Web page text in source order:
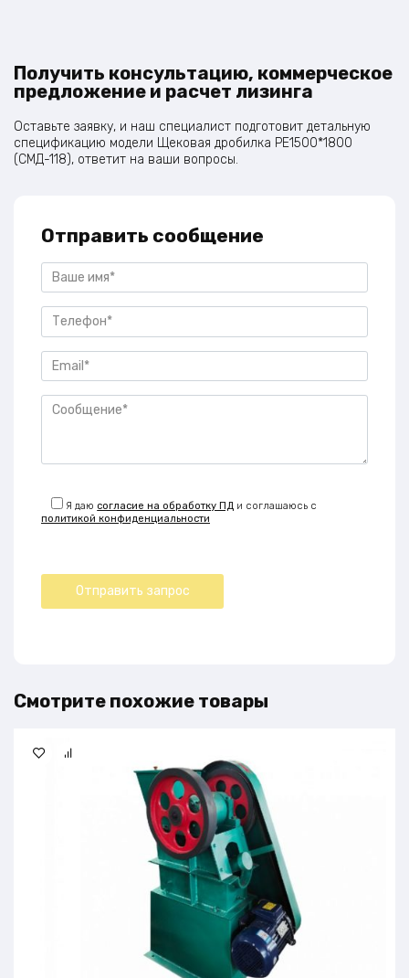
Получить консультацию, коммерческое
предложение и расчет лизинга
Оставьте заявку, и наш специалист подготовит детальную
спецификацию модели Щековая дробилка PE1500*1800
(СМД-118), ответит на ваши вопросы.
Отправить сообщение
Я даюсогласие на обработку ПД и соглашаюсь с
политикой конфиденциальности
Смотрите похожие товары